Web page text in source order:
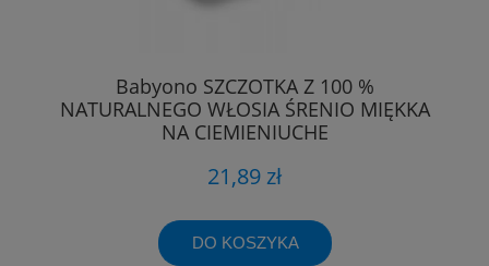
Babyono SZCZOTKA Z 100 %
NATURALNEGO WŁOSIA ŚRENIO MIĘKKA
NA CIEMIENIUCHE
21,89 zł
DO KOSZYKA